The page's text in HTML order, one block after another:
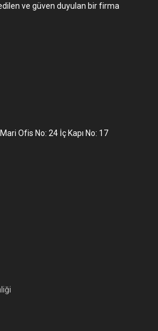
ve güven duyulan bir firma
Ofis No: 24 İç Kapı No: 17